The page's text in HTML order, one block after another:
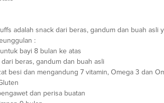
adalah snack dari beras, gandum dan buah
:
bayi 8 bulan ke atas
beras, gandum dan buah asli
besi dan mengandung 7 vitamin, Omega 3 dan
dan perisa buatan